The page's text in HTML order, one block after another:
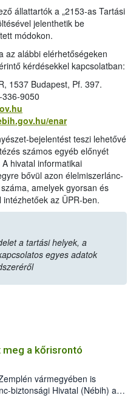
állattartók a „2153-as Tartási
jelenthetik be
módokon.
az alábbi elérhetőségeken
kérdésekkel kapcsolatban:
1537 Budapest, Pf. 397.
9050
enar
bejelentést teszi lehetővé
számos egyéb előnyét
hivatal informatikai
bővül azon élelmiszerlánc-
amelyek gyorsan és
az ÜPR-ben.
a tartási helyek, a
egyes adatok
meg a kőrisrontó
vármegyében is
biztonsági Hivatal (Nébih) a